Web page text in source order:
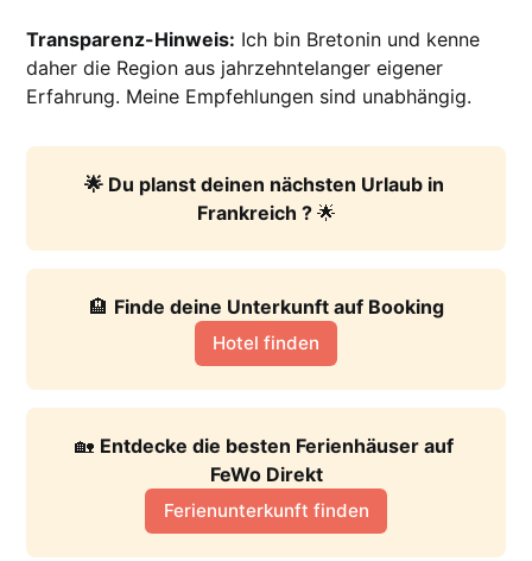
Transparenz-Hinweis: Ich bin Bretonin und kenne
daher die Region aus jahrzehntelanger eigener
Erfahrung. Meine Empfehlungen sind unabhängig.
🌟 Du planst deinen nächsten Urlaub in
Frankreich ? 🌟
🏨 Finde deine Unterkunft auf Booking
Hotel finden
🏡 Entdecke die besten Ferienhäuser auf
FeWo Direkt
Ferienunterkunft finden